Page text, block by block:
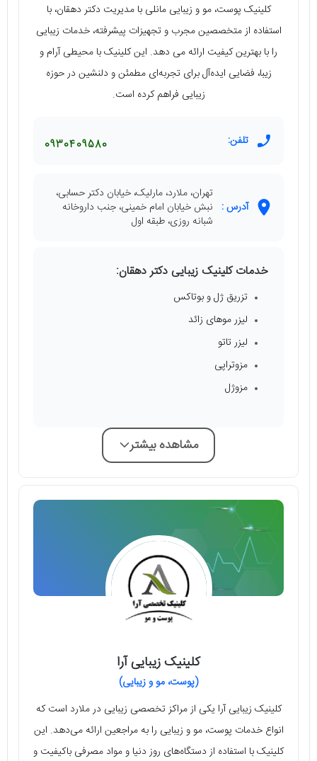
کلینیک پوست، مو و زیبایی مانلی با مدیریت دکتر دهقان، با
استفاده از متخصصین مجرب و تجهیزات پیشرفته، خدمات زیبایی
را با بهترین کیفیت ارائه می دهد. این کلینیک با محیطی آرام و
زیبا، فضایی ایده‌آل برای تجربه‌ای مطمئن و دلنشین در حوزه
زیبایی فراهم کرده است.
تلفن: 0930409580
آدرس :
تهران، ملارد، مارلیک، خیابان دکتر حسابی،
نبش خیابان امام خمینی، جنب داروخانه
شبانه روزی، طبقه اول
خدمات کلینیک زیبایی دکتر دهقان:
تزریق ژل و بوتاکس
لیزر موهای زائد
لیزر تاتو
مزوتراپی
مزوژل
مشاهده بیشتر
کلینیک زیبایی آرا
(پوست، مو و زیبایی)
کلینیک زیبایی آرا یکی از مراکز تخصصی زیبایی در ملارد است که
انواع خدمات پوست، مو و زیبایی را به مراجعین ارائه می‌دهد. این
کلینیک با استفاده از دستگاه‌های روز دنیا و مواد مصرفی باکیفیت و